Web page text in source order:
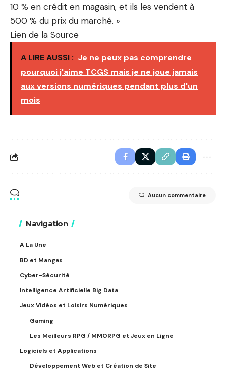
10 % en crédit en magasin, et ils les vendent à
500 % du prix du marché. »
Lien de la Source
A LIRE AUSSI : Je ne peux pas comprendre
pourquoi j'aime TCGS mais je ne joue jamais
aux versions numériques pendant plus d'un
mois
Aucun commentaire
Navigation
A La Une
BD et Mangas
Cyber-Sécurité
Intelligence Artificielle Big Data
Jeux Vidéos et Loisirs Numériques
Gaming
Les Meilleurs RPG / MMORPG et Jeux en Ligne
Logiciels et Applications
Développement Web et Création de Site